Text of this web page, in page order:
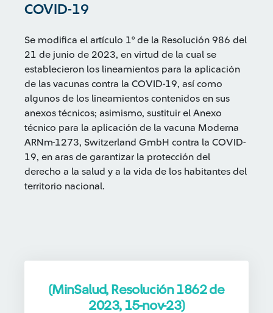
COVID-19
Se modifica el artículo 1° de la Resolución 986 del
21 de junio de 2023, en virtud de la cual se
establecieron los lineamientos para la aplicación
de las vacunas contra la COVID-19, así como
algunos de los lineamientos contenidos en sus
anexos técnicos; asimismo, sustituir el Anexo
técnico para la aplicación de la vacuna Moderna
ARNm-1273, Switzerland GmbH contra la COVID-
19, en aras de garantizar la protección del
derecho a la salud y a la vida de los habitantes del
territorio nacional.
(MinSalud, Resolución 1862 de
2023, 15-nov-23)